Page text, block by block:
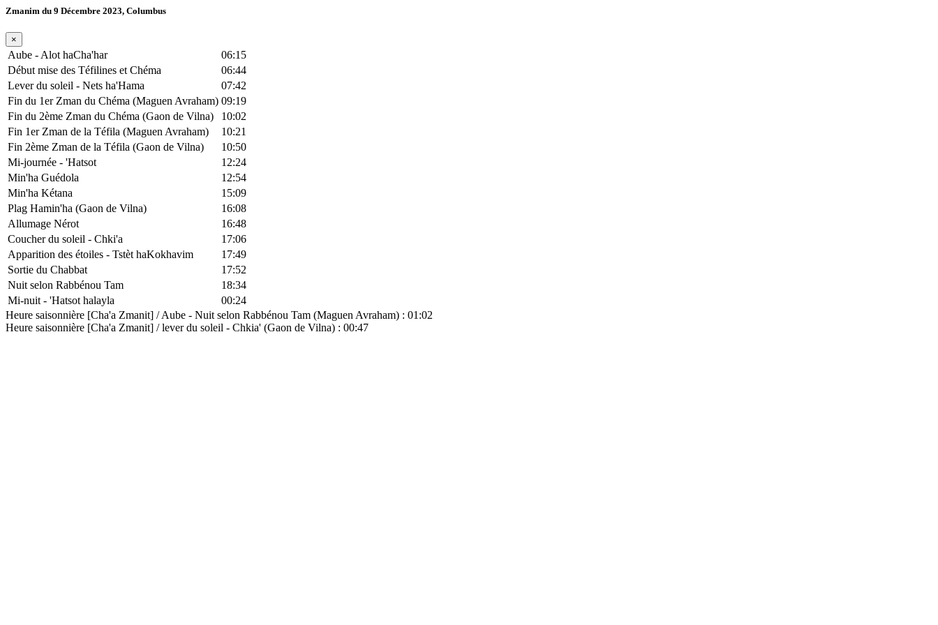
Zmanim du 9 Décembre 2023, Columbus
×
Aube - Alot haCha'har
06:15
Début mise des Téfilines et Chéma
06:44
Lever du soleil - Nets ha'Hama
07:42
Fin du 1er Zman du Chéma (Maguen Avraham) 09:19
Fin du 2ème Zman du Chéma (Gaon de Vilna)
10:02
Fin 1er Zman de la Téfila (Maguen Avraham)
10:21
Fin 2ème Zman de la Téfila (Gaon de Vilna)
10:50
Mi-journée - 'Hatsot
12:24
Min'ha Guédola
12:54
Min'ha Kétana
15:09
Plag Hamin'ha (Gaon de Vilna)
16:08
Allumage Nérot
16:48
Coucher du soleil - Chki'a
17:06
Apparition des étoiles - Tstèt haKokhavim
17:49
Sortie du Chabbat
17:52
Nuit selon Rabbénou Tam
18:34
Mi-nuit - 'Hatsot halayla
00:24
Heure saisonnière [Cha'a Zmanit] / Aube - Nuit selon Rabbénou Tam (Maguen Avraham) : 01:02
Heure saisonnière [Cha'a Zmanit] / lever du soleil - Chkia' (Gaon de Vilna) : 00:47